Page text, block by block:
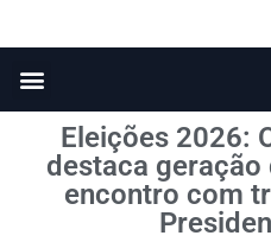
Eleições 2026:
destaca
encontro com